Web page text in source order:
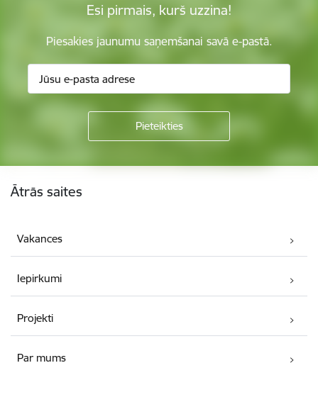
Esi pirmais, kurš uzzina!
Piesakies jaunumu saņemšanai savā e-pastā.
Ātrās saites
Vakances
Iepirkumi
Projekti
Par mums